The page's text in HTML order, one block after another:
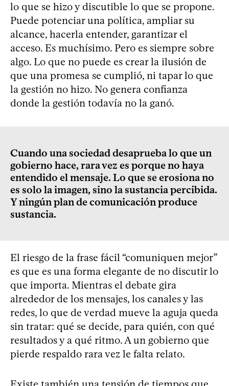
lo que se hizo y discutible lo que se propone.
Puede potenciar una política, ampliar su
alcance, hacerla entender, garantizar el
acceso. Es muchísimo. Pero es siempre sobre
algo. Lo que no puede es crear la ilusión de
que una promesa se cumplió, ni tapar lo que
la gestión no hizo. No genera confianza
donde la gestión todavía no la ganó.
Cuando una sociedad desaprueba lo que un
gobierno hace, rara vez es porque no haya
entendido el mensaje. Lo que se erosiona no
es solo la imagen, sino la sustancia percibida.
Y ningún plan de comunicación produce
sustancia.
El riesgo de la frase fácil “comuniquen mejor”
es que es una forma elegante de no discutir lo
que importa. Mientras el debate gira
alrededor de los mensajes, los canales y las
redes, lo que de verdad mueve la aguja queda
sin tratar: qué se decide, para quién, con qué
resultados y a qué ritmo. A un gobierno que
pierde respaldo rara vez le falta relato.